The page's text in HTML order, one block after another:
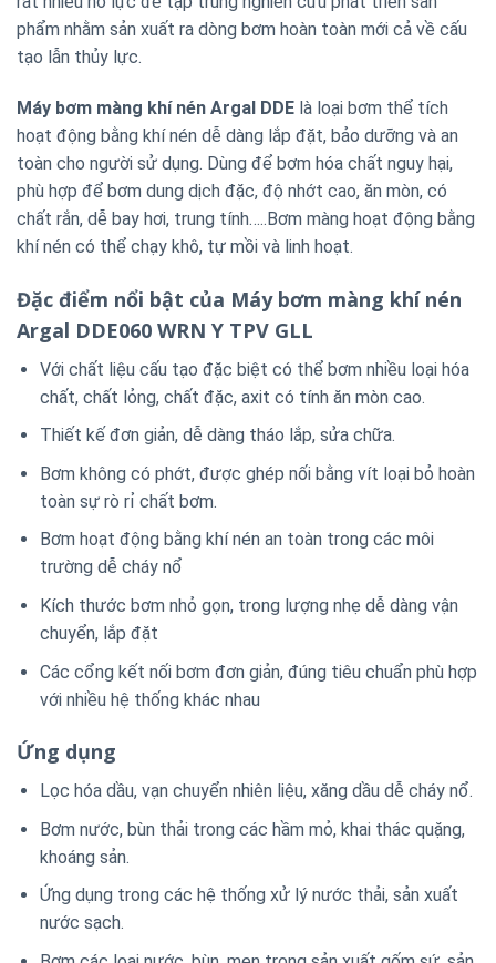
phẩm nhằm sản xuất ra dòng bơm hoàn toàn mới cả về cấu
tạo lẫn thủy lực.
Máy bơm màng khí nén Argal DDE là loại bơm thể tích
hoạt động bằng khí nén dễ dàng lắp đặt, bảo dưỡng và an
toàn cho người sử dụng. Dùng để bơm hóa chất nguy hại,
phù hợp để bơm dung dịch đặc, độ nhớt cao, ăn mòn, có
chất rắn, dễ bay hơi, trung tính…..Bơm màng hoạt động bằng
khí nén có thể chạy khô, tự mồi và linh hoạt.
Đặc điểm nổi bật của Máy bơm màng khí nén
Argal DDE060 WRN Y TPV GLL
Với chất liệu cấu tạo đặc biệt có thể bơm nhiều loại hóa
chất, chất lỏng, chất đặc, axit có tính ăn mòn cao.
Thiết kế đơn giản, dễ dàng tháo lắp, sửa chữa.
Bơm không có phớt, được ghép nối bằng vít loại bỏ hoàn
toàn sự rò rỉ chất bơm.
Bơm hoạt động bằng khí nén an toàn trong các môi
trường dễ cháy nổ
Kích thước bơm nhỏ gọn, trong lượng nhẹ dễ dàng vận
chuyển, lắp đặt
Các cổng kết nối bơm đơn giản, đúng tiêu chuẩn phù hợp
với nhiều hệ thống khác nhau
Ứng dụng
Lọc hóa dầu, vạn chuyển nhiên liệu, xăng dầu dễ cháy nổ.
Bơm nước, bùn thải trong các hầm mỏ, khai thác quặng,
khoáng sản.
Ứng dụng trong các hệ thống xử lý nước thải, sản xuất
nước sạch.